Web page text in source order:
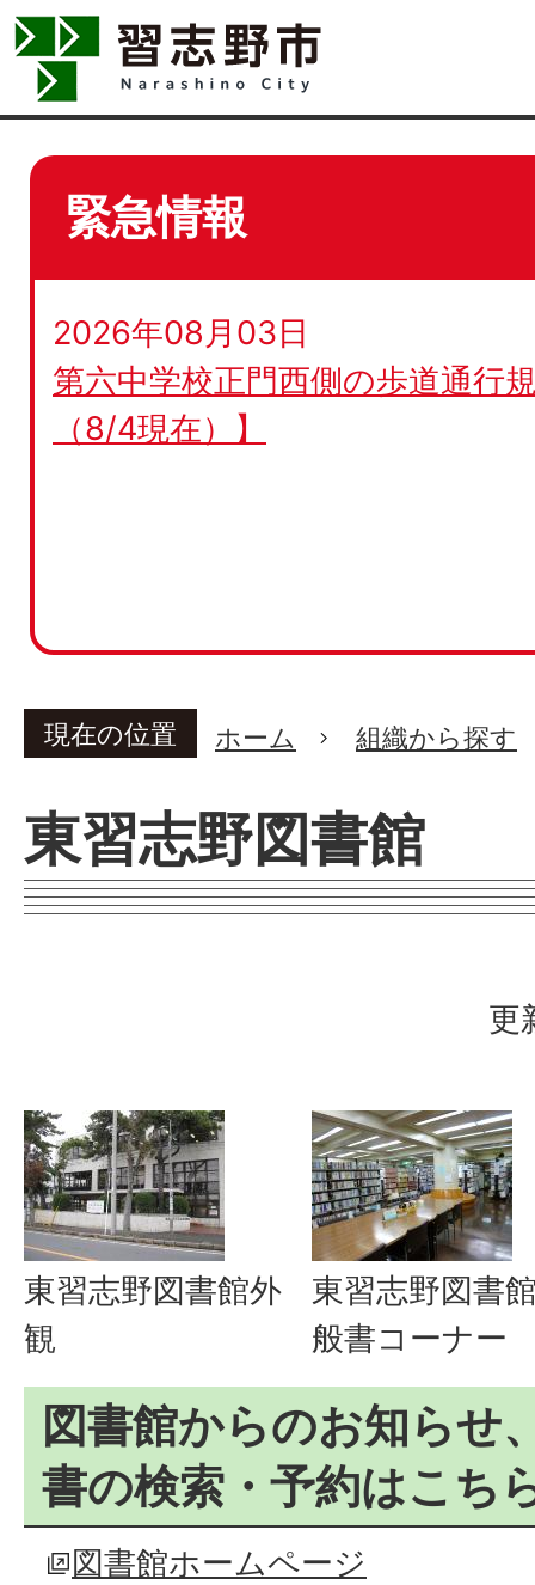
緊急情報
2026年08月03日
第六中学校正門西側の歩道通行
（8/4現在）】
現在の位置 ホーム 組織から探す
東習志野図書館
更
東習志野図書館外
観
東習志野図書
般書コーナー
図書館からのお知らせ
書の検索・予約はこち
図書館ホームページ